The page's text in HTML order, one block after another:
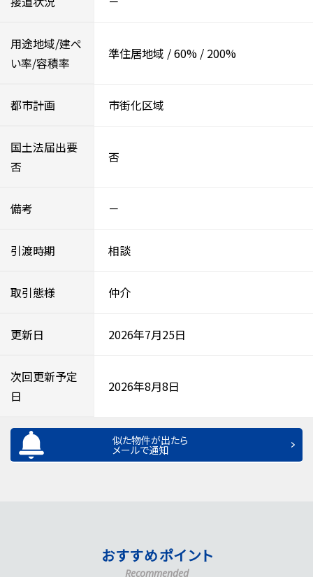
用途地域/建ぺ
い率/容積率
準住居地域 /60% / 200%
都市計画 市街化区域
国土法届出要
否
否
備考 －
引渡時期 相談
取引態様 仲介
更新日 2026年7月25日
次回更新予定
日
2026年8月8日
似た物件が出たら
メールで通知
おすすめポイント
Recommended